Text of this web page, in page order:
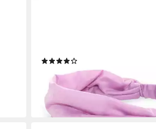
11,95 €
lieferbar - in 3-4 Werktagen bei
+13